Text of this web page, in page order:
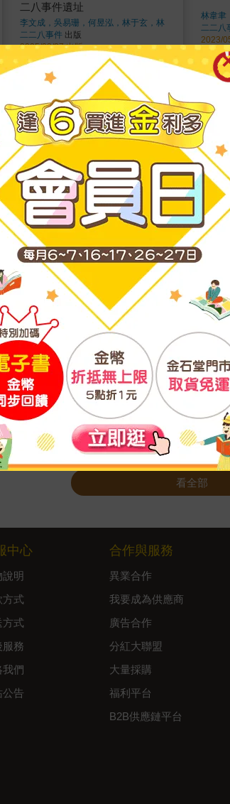
二八事件遺址
李文成，吳易珊，何昱泓，林于玄，林
京右，邱映寰，張哲翰，陳冠宏，許蕙
玟，曾元濃，雷鎧亦，蔡伊盈，謝宜安
著
二二八事件出版
2025/03/27 出版
7 折 元
電子書
林韋聿
二二八
2023/
95 折
看全部
中心
說明
方式
方式
服務
我們
公告
合作與服務
異業合作
我要成為供應商
廣告合作
分紅大聯盟
大量採購
福利平台
B2B供應鏈平台